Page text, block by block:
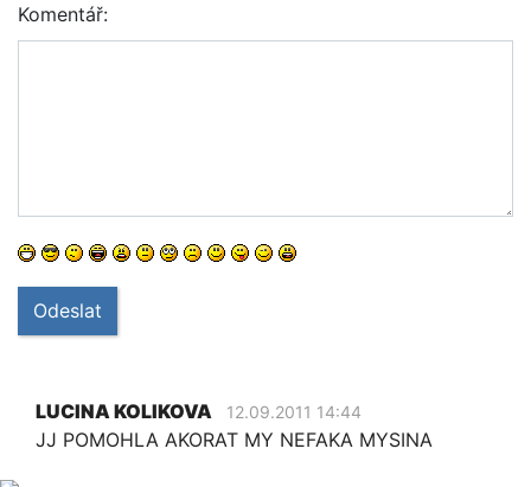
Komentář:
Odeslat
LUCINA KOLIKOVA 12.09.2011 14:44
JJ POMOHLA AKORAT MY NEFAKA MYSINA